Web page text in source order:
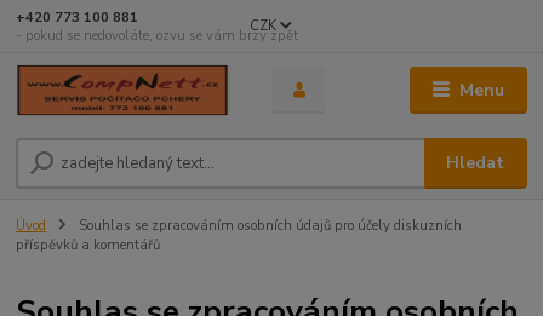
Menu
CZK
Hledat
+420 773 100 881
- pokud se nedovoláte, ozvu se vám brzy zpět
Úvod
Souhlas se zpracováním osobních údajů pro účely diskuzních
příspěvků a komentářů